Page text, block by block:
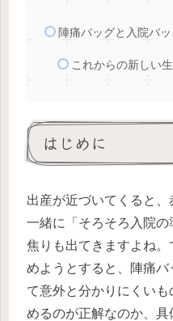
陣痛バッグと入院バ
これからの新しい
はじめに
出産が近づいてくると
一緒に「そろそろ入院の
焦りも出てきますよね
めようとすると、陣痛
て意外と分かりにくい
めるのが正解なのか、